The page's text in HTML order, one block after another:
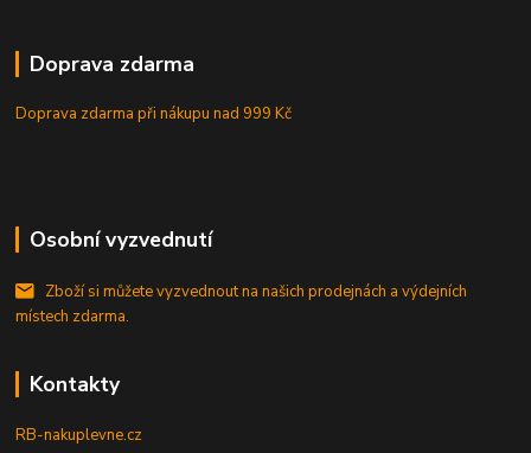
Doprava zdarma
Doprava zdarma při nákupunad 999 Kč
Osobní vyzvednutí
Zboží si můžete vyzvednout na našich prodejnách a výdejních
místech zdarma.
Kontakty
RB-nakuplevne.cz